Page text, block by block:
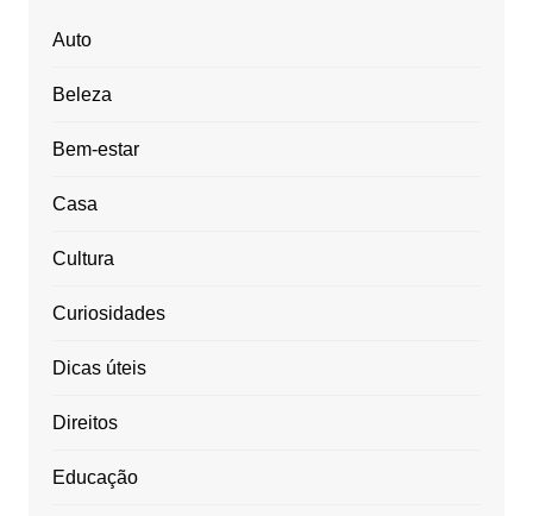
Auto
Beleza
Bem-estar
Casa
Cultura
Curiosidades
Dicas úteis
Direitos
Educação